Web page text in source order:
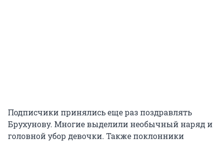
Подписчики принялись еще раз поздравлять
Брухунову. Многие выделили необычный наряд и
головной убор девочки. Также поклонники